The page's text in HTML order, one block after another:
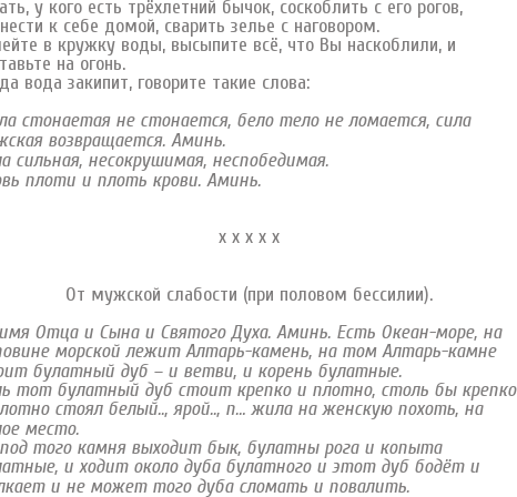
у кого есть трёхлетний бычок, соскоблить с его рогов,
к себе домой, сварить зелье с наговором.
в кружку воды, высыпите всё, что Вы наскоблили, и
на огонь.
вода закипит, говорите такие слова:
стонаетая не стонается, бело тело не ломается, сила
возвращается. Аминь.
сильная, несокрушимая, неспобедимая.
плоти и плоть крови. Аминь.
х х х х х
От мужской слабости (при половом бессилии).
Отца и Сына и Святого Духа. Аминь. Есть Океан-море, на
морской лежит Алтарь-камень, на том Алтарь-камне
булатный дуб – и ветви, и корень булатные.
тот булатный дуб стоит крепко и плотно, столь бы крепко
стоял белый.., ярой.., п… жила на женскую похоть, на
место.
того камня выходит бык, булатны рога и копыта
и ходит около дуба булатного и этот дуб бодёт и
и не может того дуба сломать и повалить.